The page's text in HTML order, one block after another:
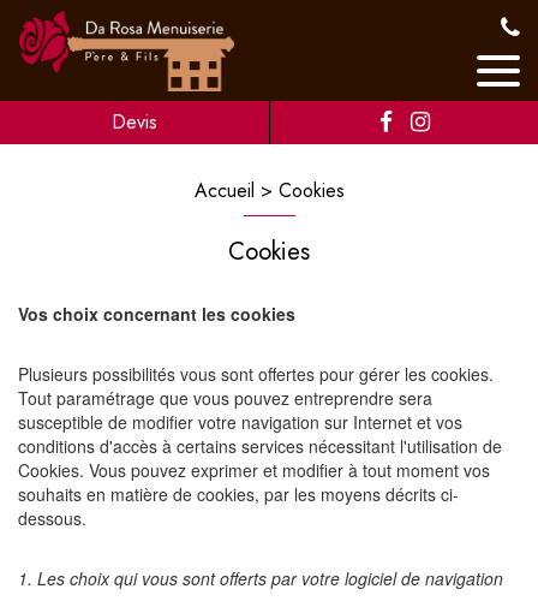
Devis
Accueil Cookies
Cookies
Vos choix concernant les cookies
Plusieurs possibilités vous sont offertes pour gérer les cookies.
Tout paramétrage que vous pouvez entreprendre sera
susceptible de modifier votre navigation sur Internet et vos
conditions d'accès à certains services nécessitant l'utilisation de
Cookies. Vous pouvez exprimer et modifier à tout moment vos
souhaits en matière de cookies, par les moyens décrits ci-
dessous.
1. Les choix qui vous sont offerts par votre logiciel de navigation